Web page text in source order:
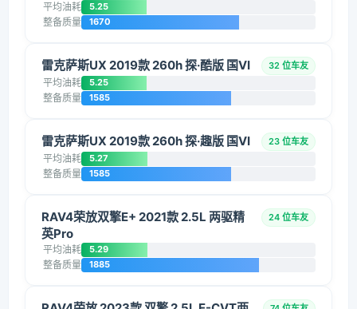
平均油耗 5.25
整备质量 1670
雷克萨斯UX 2019款 260h 探·酷版 国VI 32 位车友
平均油耗 5.25
整备质量 1585
雷克萨斯UX 2019款 260h 探·趣版 国VI 23 位车友
平均油耗 5.27
整备质量 1585
RAV4荣放双擎E+ 2021款 2.5L 两驱精
英Pro
24 位车友
平均油耗 5.29
整备质量 1885